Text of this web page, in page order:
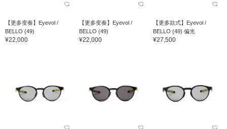
【更多变奏】Eyevol /
BELLO (49)
¥22,000
【更多变奏】Eyevol /
BELLO (49)
¥22,000
【更多款式】Eyevol /
BELLO (49) 偏光
¥27,500